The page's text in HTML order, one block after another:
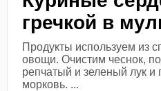
гречкой в
Продукты используем из
овощи. Очистим чеснок,
репчатый и зеленый лук и
морковь. ...